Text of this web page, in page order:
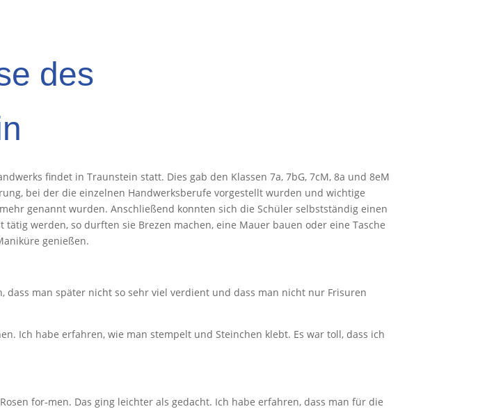
des
findet in Traunstein statt. Dies gab den Klassen 7a, 7bG, 7cM, 8a und 8eM
bei der die einzelnen Handwerksberufe vorgestellt wurden und wichtige
genannt wurden. Anschließend konnten sich die Schüler selbstständig einen
werden, so durften sie Brezen machen, eine Mauer bauen oder eine Tasche
genießen.
dass man später nicht so sehr viel verdient und dass man nicht nur Frisuren
Ich habe erfahren, wie man stempelt und Steinchen klebt. Es war toll, dass ich
for-men. Das ging leichter als gedacht. Ich habe erfahren, dass man für die